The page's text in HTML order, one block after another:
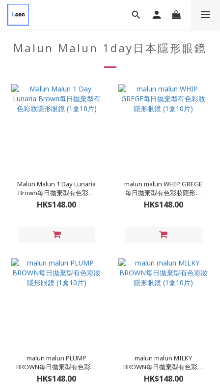
Malun Malun 1day日本隱形眼鏡
Malun Malun 1 Day Lunaria
Brown每日拋棄型有色彩妝
隱形眼鏡 (1盒10片)
HK$148.00
malun malun WHIP GREGE
每日拋棄型有色彩妝隱形眼
鏡 (1盒10片)
HK$148.00
malun malun PLUMP
BROWN每日拋棄型有色彩妝
隱形眼鏡 (1盒10片)
HK$148.00
malun malun MILKY
BROWN每日拋棄型有色彩妝
隱形眼鏡 (1盒10片)
HK$148.00